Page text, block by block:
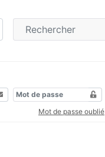
Mot de passe oublié